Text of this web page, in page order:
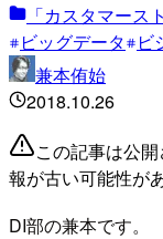
「カスタマー
ビッグデータ
ビ
兼本侑始
2018.10.26
この記事は公
報が古い可能性が
DI部の兼本です。